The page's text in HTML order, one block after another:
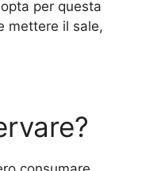
per questa
mettere il sale,